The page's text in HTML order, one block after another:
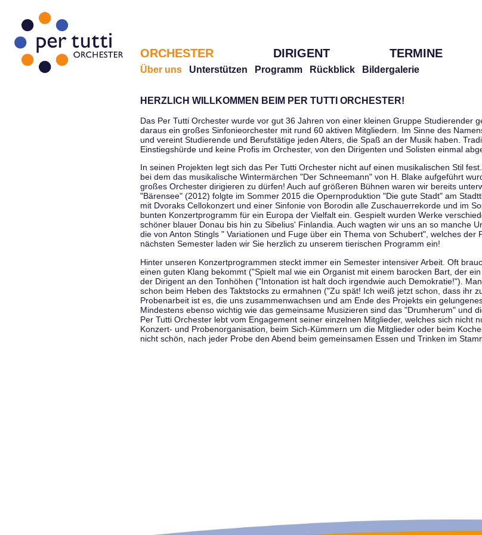
ORCHESTER DIRIGENT TERMINE
Über uns Unterstützen Programm Rückblick Bildergalerie
HERZLICH WILLKOMMEN BEIM PER TUTTI ORCHESTER!
Das Per Tutti Orchester wurde vor gut 36 Jahren von einer kleinen Gruppe Studierender
daraus ein großes Sinfonieorchester mit rund 60 aktiven Mitgliedern. Im Sinne des
und vereint Studierende und Berufstätige jeden Alters, die Spaß an der Musik haben.
Einstiegshürde und keine Profis im Orchester, von den Dirigenten und Solisten einmal
In seinen Projekten legt sich das Per Tutti Orchester nicht auf einen musikalischen Stil
bei dem das musikalische Wintermärchen "Der Schneemann" von H. Blake aufgeführt
großes Orchester dirigieren zu dürfen! Auch auf größeren Bühnen waren wir bereits
"Bärensee" (2012) folgte im Sommer 2015 die Opernproduktion "Die gute Stadt" am
mit Dvoraks Cellokonzert und einer Sinfonie von Borodin alle Zuschauerrekorde und im
bunten Konzertprogramm für ein Europa der Vielfalt ein. Gespielt wurden Werke
schöner blauer Donau bis hin zu Sibelius' Finlandia. Auch wagten wir uns an so manche
die von Anton Stingls " Variationen und Fuge über ein Thema von Schubert", welches der
nächsten Semester laden wir Sie herzlich zu unserem tierischen Programm ein!
Hinter unseren Konzertprogrammen steckt immer ein Semester intensiver Arbeit. Oft
einen guten Klang bekommt ("Spielt mal wie ein Organist mit einem barocken Bart, der
der Dirigent an den Tonhöhen ("Intonation ist halt doch irgendwie auch Demokratie!").
schon beim Heben des Taktstocks zu ermahnen ("Zu spät! Ich weiß jetzt schon, dass ihr
Probenarbeit ist es, die uns zusammenwachsen und am Ende des Projekts ein
Mindestens ebenso wichtig wie das gemeinsame Musizieren sind das "Drumherum" und
Per Tutti Orchester lebt vom Engagement seiner einzelnen Mitglieder, welches sich nicht
Konzert- und Probenorganisation, beim Sich-Kümmern um die Mitglieder oder beim
nicht schön, nach jeder Probe den Abend beim gemeinsamen Essen und Trinken im